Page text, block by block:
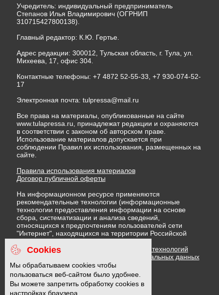
Учредитель: индивидуальный предприниматель
Степанов Илья Владимирович (ОГРНИП
310715427800138).
Главный редактор: К.Ю. Гертье.
Адрес редакции: 300012, Тульская область, г. Тула, ул.
Михеева, 17, офис 304.
Контактные телефоны: +7 4872 52-55-33, +7 930-074-52-
17
Электронная почта: tulpressa@mail.ru
Все права на материалы, опубликованные на сайте
www.tulapressa.ru, принадлежат редакции и охраняются
в соответствии с законом об авторском праве.
Использование материалов допускается при
соблюдении Правил их использования, размещенных на
сайте.
Правила использования материалов
Договор публичной оферты
На информационном ресурсе применяются
рекомендательные технологии (информационные
технологии предоставления информации на основе
сбора, систематизации и анализа сведений,
относящихся к предпочтениям пользователей сети
"Интернет", находящихся на территории Российской
Федерации)
Правила применения рекомендательных технологий
Политика в отношении обработки персональных данных
Политика обработки файлов cookie
16 +
Cookies
Мы обрабатываем cookies чтобы
пользоваться веб-сайтом было удобнее.
Вы можете запретить обработку cookies в
настройках браузера.